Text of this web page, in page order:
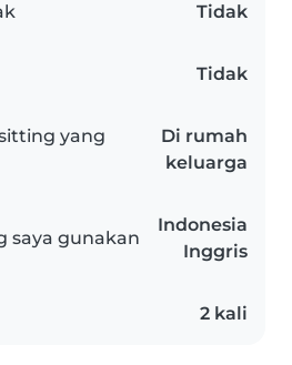
Tidak
Tidak
yang
Di rumah
keluarga
saya gunakan
Indonesia
Inggris
2 kali